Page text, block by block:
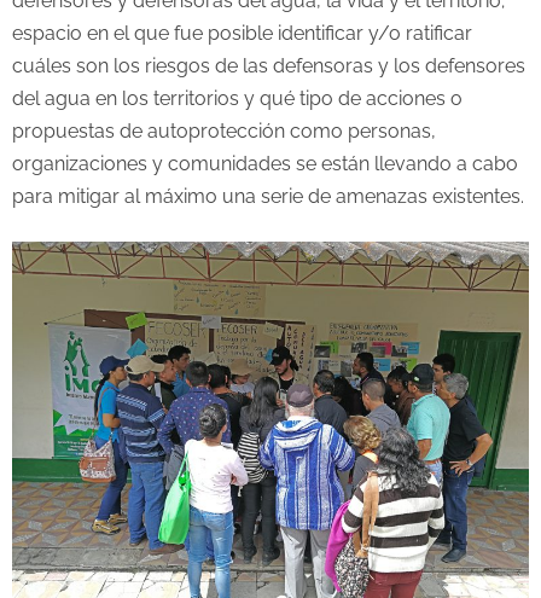
espacio en el que fue posible identificar y/o ratificar
cuáles son los riesgos de las defensoras y los defensores
del agua en los territorios y qué tipo de acciones o
propuestas de autoprotección como personas,
organizaciones y comunidades se están llevando a cabo
para mitigar al máximo una serie de amenazas existentes.